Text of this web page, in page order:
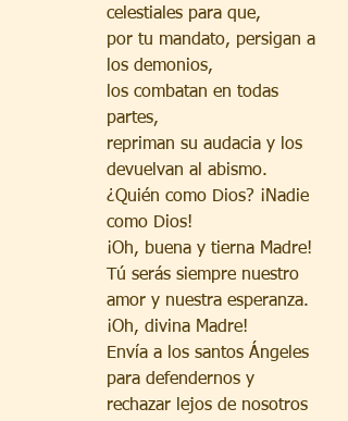
celestiales para que,
por tu mandato, persigan a
los demonios,
los combatan en todas
partes,
repriman su audacia y los
devuelvan al abismo.
¿Quién como Dios? ¡Nadie
como Dios!
¡Oh, buena y tierna Madre!
Tú serás siempre nuestro
amor y nuestra esperanza.
¡Oh, divina Madre!
Envía a los santos Ángeles
para defendernos y
rechazar lejos de nosotros